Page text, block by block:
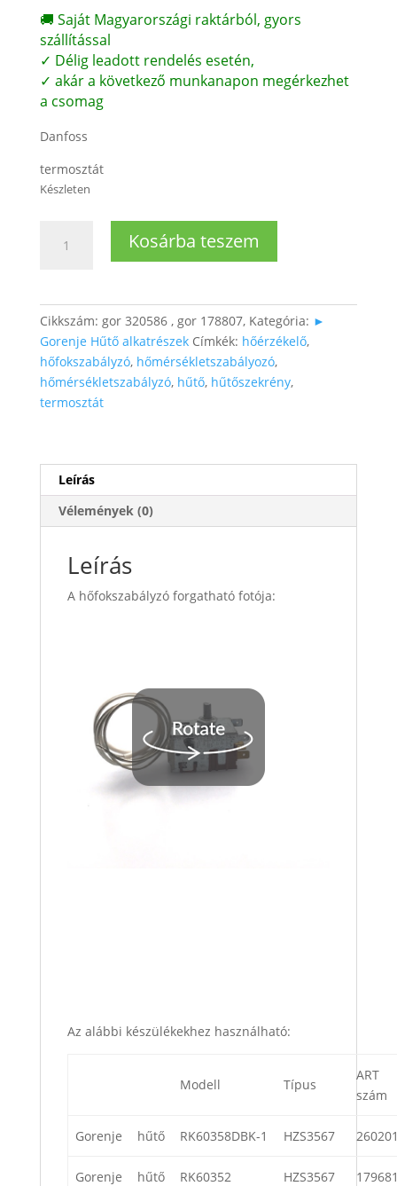
🚚 Saját Magyarországi raktárból, gyors
szállítással
✓ Délig leadott rendelés esetén,
✓ akár a következő munkanapon megérkezhet
a csomag
Danfoss
termosztát
Készleten
Kombinált
Kosárba teszem
Cikkszám: gor 320586 , gor 178807, Kategória: ►
Gorenje Hűtő alkatrészek Címkék: hőérzékelő,
hőfokszabályzó, hőmérsékletszabályozó,
hőmérsékletszabályzó, hűtő, hűtőszekrény,
termosztát
Leírás
Vélemények (0)
Leírás
A hőfokszabályzó forgatható fotója:
Az alábbi készülékekhez használható:
Modell Típus
ART
szám
Gorenje hűtő RK60358DBK-1 HZS3567
Gorenje hűtő RK60352 HZS3567